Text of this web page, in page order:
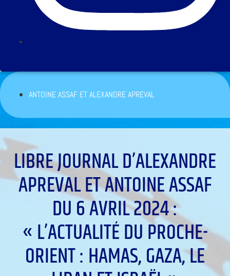
ANTOINE ASSAF ET ALEXANDRE APREVAL
LIBRE JOURNAL D’ALEXANDRE
APREVAL ET ANTOINE ASSAF
DU 6 AVRIL 2024 :
« L’ACTUALITÉ DU PROCHE-
ORIENT : HAMAS, GAZA, LE